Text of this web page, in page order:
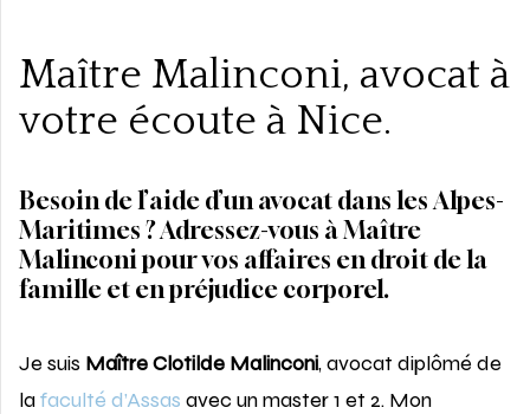
Maître Malinconi, avocat à
votre écoute à Nice.
Besoin de l’aide d’un avocat dans les Alpes-
Maritimes ? Adressez-vous à Maître
Malinconi pour vos affaires en droit de la
famille et en préjudice corporel.
Je suis Maître Clotilde Malinconi, avocat diplômé de
lafaculté d’Assas avec un master 1 et 2. Mon